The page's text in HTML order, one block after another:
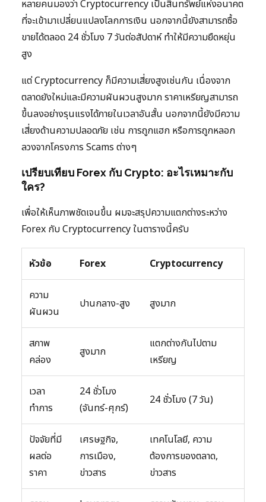
หลายคนมองว่า Cryptocurrency เป็นสินทรัพย์แห่งอนาคต
ที่จะเข้ามาเปลี่ยนแปลงโลกการเงิน นอกจากนี้ยังสามารถซื้อ
ขายได้ตลอด 24 ชั่วโมง 7 วันต่อสัปดาห์ ทำให้มีความยืดหยุ่น
สูง
แต่ Cryptocurrency ก็มีความเสี่ยงสูงเช่นกัน เนื่องจาก
ตลาดยังใหม่และมีความผันผวนสูงมาก ราคาเหรียญสามารถ
ขึ้นลงอย่างรุนแรงได้ภายในเวลาอันสั้น นอกจากนี้ยังมีความ
เสี่ยงด้านความปลอดภัย เช่น การถูกแฮก หรือการถูกหลอก
ลวงจากโครงการ Scams ต่างๆ
เปรียบเทียบ Forex กับ Crypto: อะไรเหมาะกับ
ใคร?
เพื่อให้เห็นภาพชัดเจนขึ้น ผมจะสรุปความแตกต่างระหว่าง
Forex กับ Cryptocurrency ในตารางนี้ครับ
หัวข้อ Forex Cryptocurrency
ความ
ผันผวน
ปานกลาง-สูง สูงมาก
สภาพ
คล่อง
สูงมาก
แตกต่างกันไปตาม
เหรียญ
เวลา
ทำการ
24 ชั่วโมง
(จันทร์-ศุกร์)
24 ชั่วโมง (7 วัน)
ปัจจัยที่มี
ผลต่อ
ราคา
เศรษฐกิจ,
การเมือง,
ข่าวสาร
เทคโนโลยี, ความ
ต้องการของตลาด,
ข่าวสาร